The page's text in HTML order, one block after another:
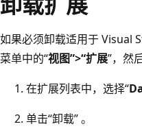
如果必须卸载适用于 Visual
菜单中的“视图”>“扩展”，然后
在扩展列表中，选择“
单击“卸载” 。